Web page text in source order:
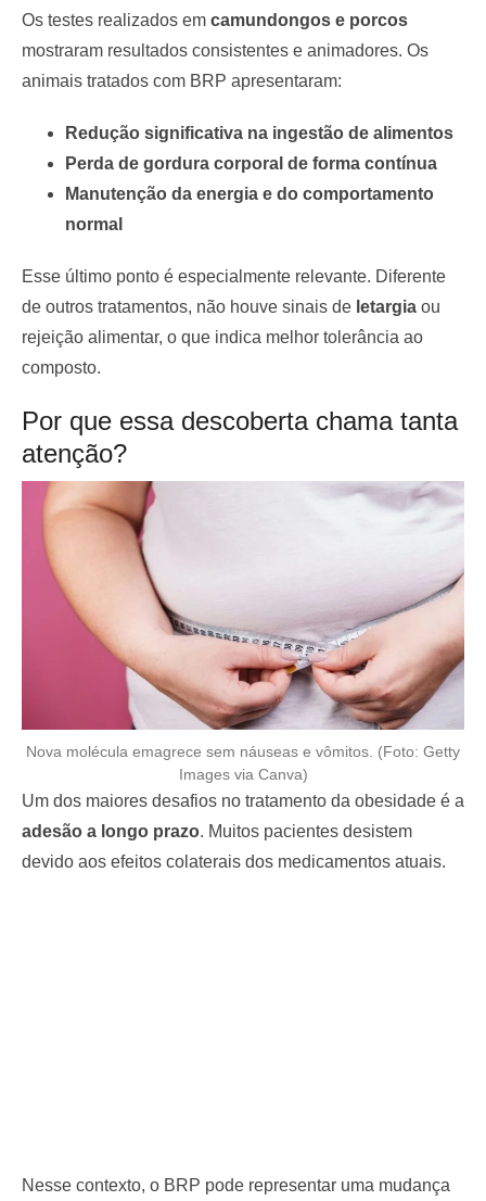
Os testes realizados em camundongos e porcos
mostraram resultados consistentes e animadores. Os
animais tratados com BRP apresentaram:
Redução significativa na ingestão de alimentos
Perda de gordura corporal de forma contínua
Manutenção da energia e do comportamento
normal
Esse último ponto é especialmente relevante. Diferente
de outros tratamentos, não houve sinais de letargia ou
rejeição alimentar, o que indica melhor tolerância ao
composto.
Por que essa descoberta chama tanta
atenção?
Nova molécula emagrece sem náuseas e vômitos. (Foto: Getty
Images via Canva)
Um dos maiores desafios no tratamento da obesidade é a
adesão a longo prazo. Muitos pacientes desistem
devido aos efeitos colaterais dos medicamentos atuais.
Nesse contexto, o BRP pode representar uma mudança